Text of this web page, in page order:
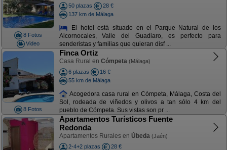
8 Fotos
Video
50 plazas
28 €
137 km de Málaga
El hotel está situado en el Parque Natural de los
Alcornocales, Valle del Guadiaro, es perfecto para
senderistas y familias que quieran disf ...
8 Fotos
Finca Ortiz
Casa Rural en Cómpeta (Málaga)
6 plazas
16 €
55 km de Málaga
Acogedora casa rural en Cómpeta, Málaga, Costa del
Sol, rodeada de viñedos y olivos a tan sólo 4 km del
pueblo de Cómpeta. Sus vistas son pr ...
Apartamentos Turísticos Fuente
Redonda
Apartamentos Rurales en Úbeda (Jaén)
2-4+2 plazas
28 €